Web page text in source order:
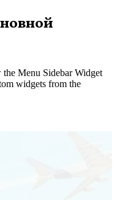
Menu Sidebar Widget
widgets from the